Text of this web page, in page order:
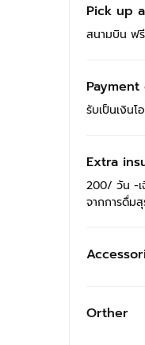
Pick up
สนามบิน ฟรี
รับเป็นเงิน
Extra
200/ วัน -เ
จากการดื่ม
Orther